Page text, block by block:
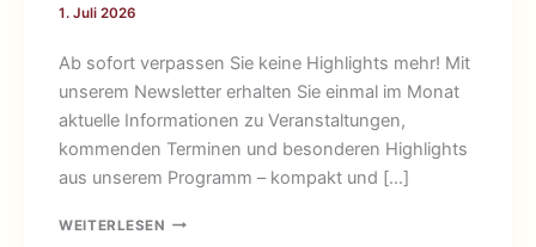
1. Juli 2026
Ab sofort verpassen Sie keine Highlights mehr! Mit
unserem Newsletter erhalten Sie einmal im Monat
aktuelle Informationen zu Veranstaltungen,
kommenden Terminen und besonderen Highlights
aus unserem Programm – kompakt und […]
WEITERLESEN VORHANG